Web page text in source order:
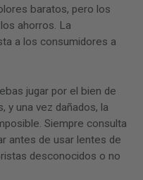
baratos, pero los
ahorros. La
a los consumidores a
jugar por el bien de
y una vez dañados, la
Siempre consulta
antes de usar lentes de
desconocidos o no